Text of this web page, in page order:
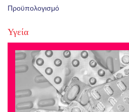
Προϋπολογισμό
Υγεία